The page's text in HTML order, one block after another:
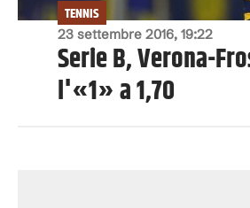
23 settembre 2016, 19:22
TENNIS
Serie B, Verona-
l'«1» a 1,70